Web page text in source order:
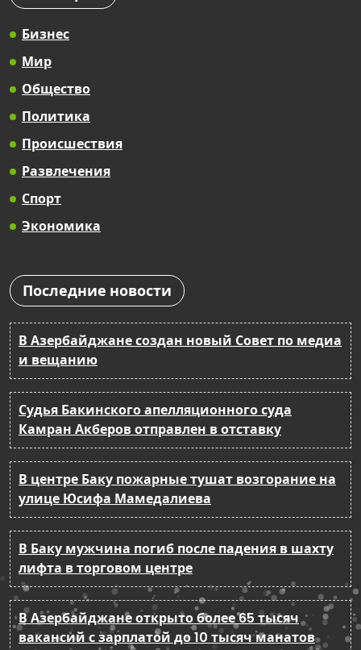
Бизнес
Мир
Общество
Политика
Происшествия
Развлечения
Спорт
Экономика
Последние новости
В Азербайджане создан новый Совет по медиа
и вещанию
Судья Бакинского апелляционного суда
Камран Акберов отправлен в отставку
В центре Баку пожарные тушат возгорание на
улице Юсифа Мамедалиева
В Баку мужчина погиб после падения в шахту
лифта в торговом центре
В Азербайджане открыто более 65 тысяч
вакансий с зарплатой до 10 тысяч манатов